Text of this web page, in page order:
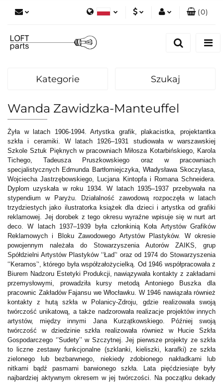
Polski
Zgody cookies
(0)
Kategorie Szukaj
Wanda Zawidzka-Manteuffel
Żyła w latach 1906-1994. Artystka grafik, plakacistka, projektantka
szkła i ceramiki. W latach 1926–1931 studiowała w warszawskiej
Szkole Sztuk Pięknych w pracowniach Miłosza Kotarbińskiego, Karola
Tichego, Tadeusza Pruszkowskiego oraz w pracowniach
specjalistycznych Edmunda Bartłomiejczyka, Władysława Skoczylasa,
Wojciecha Jastrzębowskiego, Lucjana Kintopfa i Romana Schneidera.
Dyplom uzyskała w roku 1934. W latach 1935–1937 przebywała na
stypendium w Paryżu. Działalność zawodową rozpoczęła w latach
trzydziestych jako ilustratorka książek dla dzieci i artystka od grafiki
reklamowej. Jej dorobek z tego okresu wyraźne wpisuje się w nurt art
deco. W latach 1937–1939 była członkinią Koła Artystów Grafików
Reklamowych i Bloku Zawodowego Artystów Plastyków. W okresie
powojennym należała do Stowarzyszenia Autorów ZAIKS, grup
Spółdzielni Artystów Plastyków ‘‘Ład’‘ oraz od 1974 do Stowarzyszenia
‘‘Keramos’‘, którego była współzałożycielką. Od 1946 współpracowała z
Biurem Nadzoru Estetyki Produkcji, nawiązywała kontakty z zakładami
przemysłowymi, prowadziła kursy metodą Antoniego Buszka dla
pracownic Zakładów Fajansu we Włocławku. W 1946 nawiązała również
kontakty z hutą szkła w Polanicy-Zdroju, gdzie realizowała swoją
twórczość unikatową, a także nadzorowała realizacje projektów innych
artystów, między innymi Jana Kurzątkowskiego. Później swoją
twórczość w dziedzinie szkła realizowała również w Hucie Szkła
Gospodarczego ‘’Sudety’’ w Szczytnej. Jej pierwsze projekty ze szkła
to liczne zestawy funkcjonalne (szklanki, kieliszki, karafki) ze szkła
zielonego lub bezbarwnego, niekiedy zdobionego nakładkami lub
nitkami bądź pasmami barwionego szkła. Lata pięćdziesiąte były
najbardziej aktywnym okresem w jej twórczości. Na początku dekady